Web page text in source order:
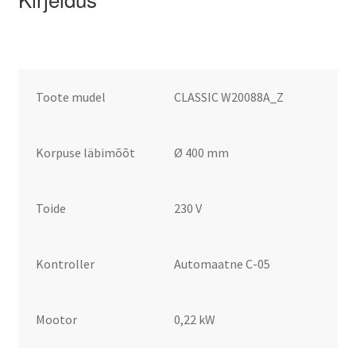
Toote mudel CLASSICW20088A_Z
Korpuse läbimõõt Ø 400 mm
Toide 230 V
Kontroller Automaatne C-05
Mootor 0,22 kW